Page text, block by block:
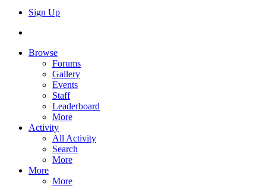
Sign Up
Browse
Forums
Gallery
Events
Staff
Leaderboard
More
Activity
All Activity
Search
More
More
More